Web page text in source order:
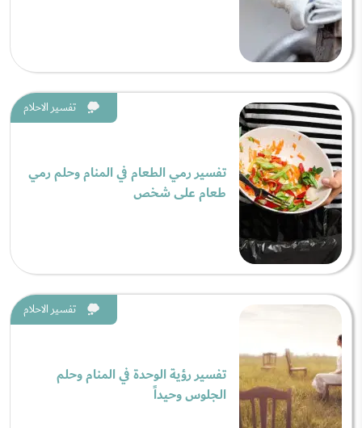
تفسير الاحلام
تفسير رمي الطعام في المنام وحلم رمي
طعام على شخص
تفسير الاحلام
تفسير رؤية الوحدة في المنام وحلم
الجلوس وحيداً